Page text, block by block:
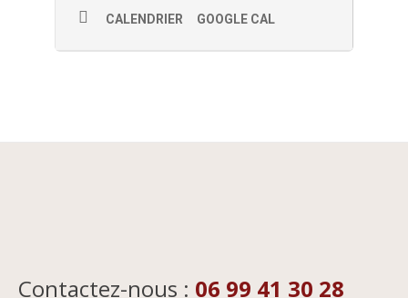
CALENDRIER GOOGLE CAL
Contactez-nous : 06 99 41 30 28